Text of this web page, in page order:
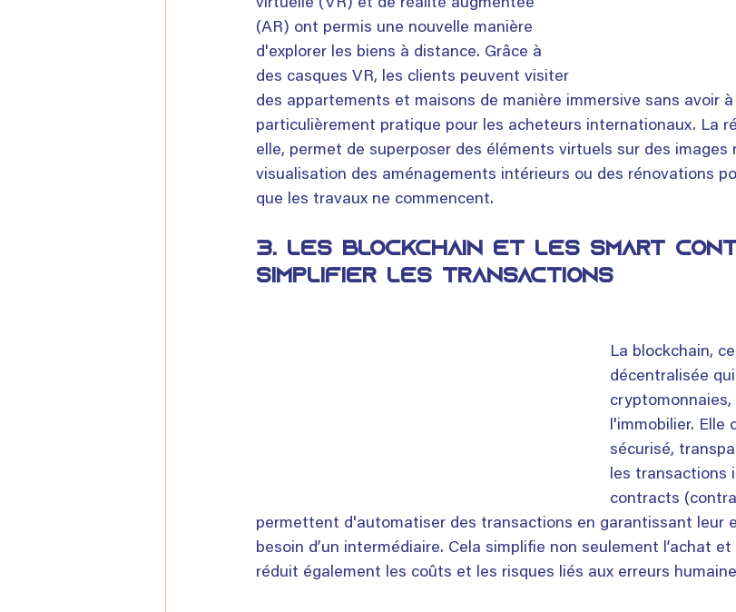
virtuelle (VR) et de réalité augmentée
(AR) ont permis une nouvelle manière
d'explorer les biens à distance. Grâce à
des casques VR, les clients peuvent visiter
des appartements et maisons de manière immersive sans avoir
particulièrement pratique pour les acheteurs internationaux. La
elle, permet de superposer des éléments virtuels sur des images
visualisation des aménagements intérieurs ou des rénovations
que les travaux ne commencent.
3. Les blockchain et les smart
simplifier les transactions
La blockchain,
décentralisée
l'immobilier. Elle
sécurisé,
les transactions
contracts
permettent d'automatiser des transactions en garantissant leur
besoin d’un intermédiaire. Cela simplifie non seulement l’achat
réduit également les coûts et les risques liés aux erreurs